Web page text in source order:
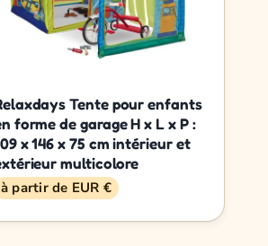
Tente pour enfants
forme de garage H x L x P :
x 146 x 75 cm intérieur et
multicolore
à partir de EUR €